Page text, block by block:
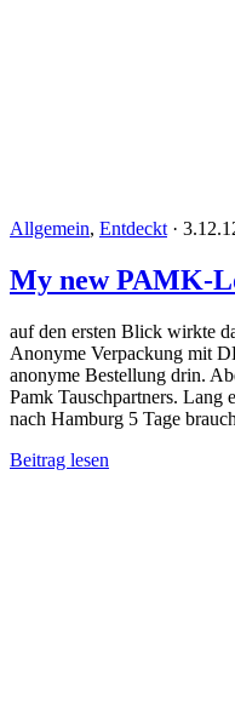
Allgemein, Entdeckt ·
My new PAMK-
auf den ersten Blick wirkte
Anonyme Verpackung mit
anonyme Bestellung drin.
Pamk Tauschpartners. Lang
nach Hamburg 5 Tage
Beitrag lesen